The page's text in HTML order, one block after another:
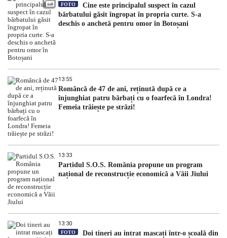
FOTO
Cine este principalul suspect în cazul
bărbatului găsit îngropat în propria curte. S-a
deschis o anchetă pentru omor în Botoșani
13:55
Româncă de 47 de ani, reținută după ce a
înjunghiat patru bărbați cu o foarfecă în Londra!
Femeia trăiește pe străzi!
13:33
Partidul S.O.S. România propune un program
național de reconstrucție economică a Văii Jiului
13:30
FOTO
Doi tineri au intrat mascați într-o școală din